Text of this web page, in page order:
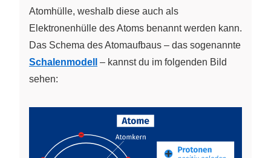
Atomhülle, weshalb diese auch als
Elektronenhülle des Atoms benannt werden kann.
Das Schema des Atomaufbaus – das sogenannte
Schalenmodell
– kannst du im folgenden Bild
sehen: